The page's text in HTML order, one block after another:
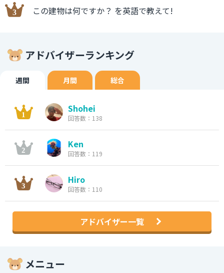
この建物は何ですか？ を英語で教えて!
アドバイザーランキング
週間 月間 総合
Shohei
回答数：138
Ken
回答数：119
Hiro
回答数：110
アドバイザー一覧
メニュー